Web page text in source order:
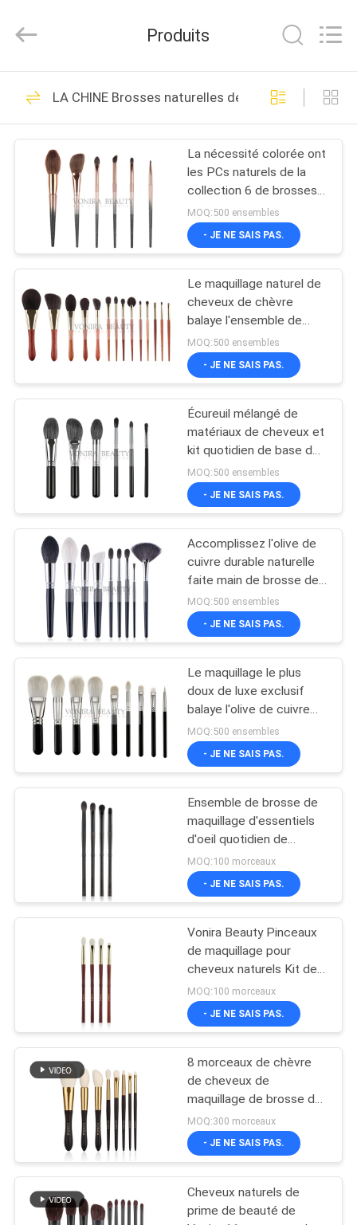
MAISON
PRODUITS
SUJET
NOUS
VISITE
D'USINE
CONTRÔLE
QUALITÉ
PLAN
DU
SITE
PRIVACY
POLICY
Chanmy
Cosmetics
All
Reserved.
Brosses de luxe de
maquillage
99
Brosses de haute
qualité de
maquillage
142
brosses de
maquillage de
marque de
distributeur
167
Brosses naturelles
de maquillage de
cheveux
brosses
synthétiques de
maquillage
89
Brosse de lecture
professionnelle de
maquillage
25
Brosse de lecture de
maquillage de
voyage
Produits
LA CHINE Brosses naturelles de maquillage de
La nécessité colorée ont
les PCs naturels de la
collection 6 de brosses
de maquillage de
cheveux
MOQ:500 ensembles
- JE NE SAIS PAS.
Le maquillage naturel de
cheveux de chèvre
balaye l'ensemble de
base de journal avec la
poignée de luxe spéciale
de bois d'ébène
MOQ:500 ensembles
- JE NE SAIS PAS.
Écureuil mélangé de
matériaux de cheveux et
kit quotidien de base de
chèvre de cheveux de
brosses blanches de
maquillage
MOQ:500 ensembles
- JE NE SAIS PAS.
Accomplissez l'olive de
cuivre durable naturelle
faite main de brosse de
lecture de maquillage de
cheveux
MOQ:500 ensembles
- JE NE SAIS PAS.
Le maquillage le plus
doux de luxe exclusif
balaye l'olive de cuivre
argentée de marque de
distributeur
MOQ:500 ensembles
- JE NE SAIS PAS.
Ensemble de brosse de
maquillage d'essentiels
d'oeil quotidien de
cheveux d'animal de
chèvre naturel d'OEM de
luxe
MOQ:100 morceaux
- JE NE SAIS PAS.
Vonira Beauty Pinceaux
de maquillage pour
cheveux naturels Kit de
pinceaux de base pour
fard à paupières
MOQ:100 morceaux
- JE NE SAIS PAS.
8 morceaux de chèvre
de cheveux de
maquillage de brosse de
lecture essentielle avec
la poignée en bois d'olive
d'or de tréfilage
MOQ:300 morceaux
- JE NE SAIS PAS.
Cheveux naturels de
prime de beauté de